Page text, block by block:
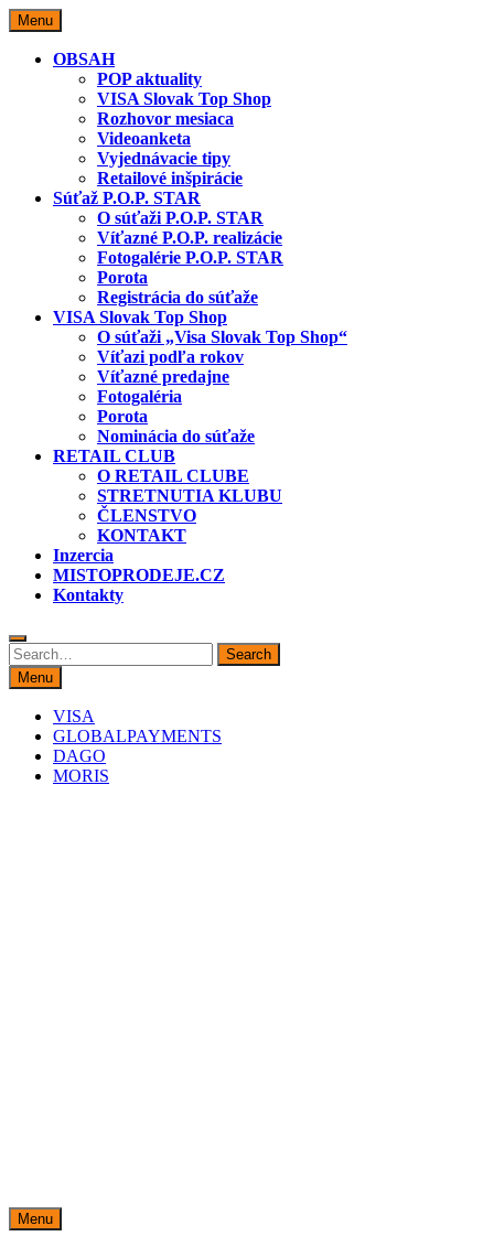
Skip
to
content
Menu
OBSAH
POP aktuality
VISA Slovak Top Shop
Rozhovor mesiaca
Videoanketa
Vyjednávacie tipy
Retailové inšpirácie
Súťaž P.O.P. STAR
O súťaži P.O.P. STAR
Víťazné P.O.P. realizácie
Fotogalérie P.O.P. STAR
Porota
Registrácia do súťaže
VISA Slovak Top Shop
O súťaži „Visa Slovak Top Shop“
Víťazi podľa rokov
Víťazné predajne
Fotogaléria
Porota
Nominácia do súťaže
RETAIL CLUB
O RETAIL CLUBE
STRETNUTIA KLUBU
ČLENSTVO
KONTAKT
Inzercia
MISTOPRODEJE.CZ
Kontakty
Search
for:
Search
Menu
VISA
GLOBALPAYMENTS
DAGO
MORIS
Menu